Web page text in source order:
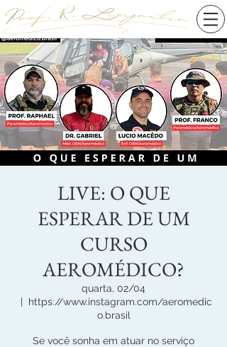
LIVE: O QUE
ESPERAR DE UM
CURSO
AEROMÉDICO?
quarta, 02/04
  |
https://www.instagram.com/aeromedic
o.brasil
Se você sonha em atuar no serviço